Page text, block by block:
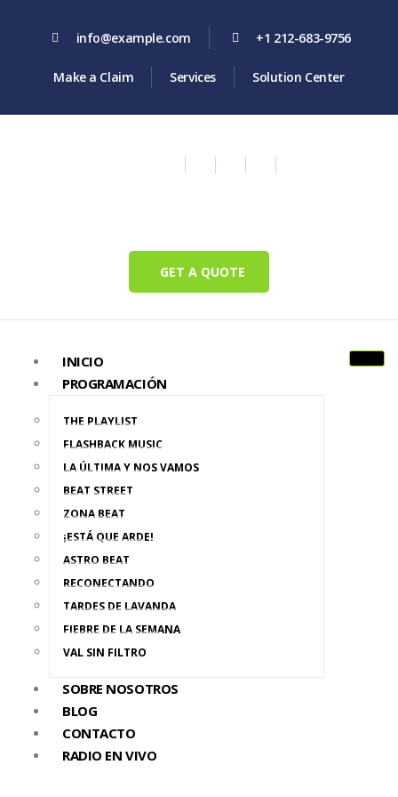
info@example.com +1 212-683-9756
Make a Claim Services Solution Center
GET A QUOTE
INICIO
PROGRAMACIÓN
THE PLAYLIST
FLASHBACK MUSIC
LA ÚLTIMA Y NOS VAMOS
BEAT STREET
ZONA BEAT
¡ESTÁ QUE ARDE!
ASTRO BEAT
RECONECTANDO
TARDES DE LAVANDA
FIEBRE DE LA SEMANA
VAL SIN FILTRO
SOBRE NOSOTROS
BLOG
CONTACTO
RADIO EN VIVO